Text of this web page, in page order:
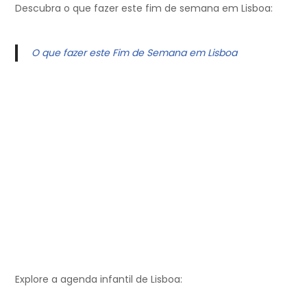
Descubra o que fazer este fim de semana em Lisboa:
O que fazer este Fim de Semana em Lisboa
Explore a agenda infantil de Lisboa: